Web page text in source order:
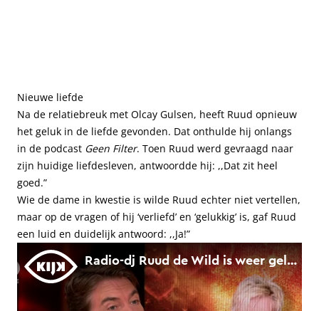
Nieuwe liefde
Na de relatiebreuk met Olcay Gulsen, heeft Ruud opnieuw
het geluk in de liefde gevonden. Dat onthulde hij onlangs
in de podcast Geen Filter. Toen Ruud werd gevraagd naar
zijn huidige liefdesleven, antwoordde hij: ,,Dat zit heel
goed.”
Wie de dame in kwestie is wilde Ruud echter niet vertellen,
maar op de vragen of hij ‘verliefd’ en ‘gelukkig’ is, gaf Ruud
een luid en duidelijk antwoord: ,,Ja!”